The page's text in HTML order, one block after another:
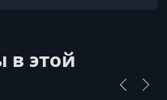
офферов,
целевой
тренинги,
в этой